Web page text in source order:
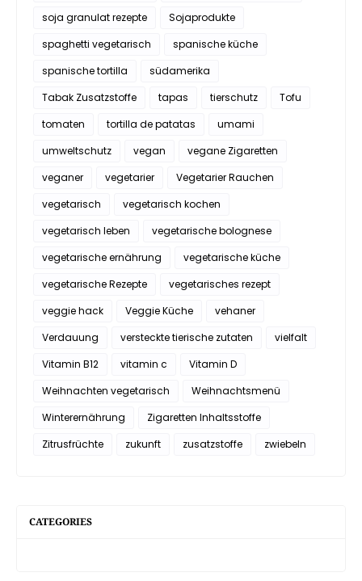
soja granulat rezepte
Sojaprodukte
spaghetti vegetarisch
spanische küche
spanische tortilla
südamerika
Tabak Zusatzstoffe
tapas tierschutz
Tofu
tomaten
tortilla de patatas
umami
umweltschutz
vegan
vegane Zigaretten
veganer
vegetarier
Vegetarier Rauchen
vegetarisch
vegetarisch kochen
vegetarisch leben
vegetarische bolognese
vegetarische ernährung
vegetarische küche
vegetarische Rezepte
vegetarisches rezept
veggie hack
Veggie Küche
vehaner
Verdauung
versteckte tierische zutaten
vielfalt
Vitamin B12
vitamin c
Vitamin D
Weihnachten vegetarisch
Weihnachtsmenü
Winterernährung
Zigaretten Inhaltsstoffe
Zitrusfrüchte
zukunft zusatzstoffe zwiebeln
CATEGORIES